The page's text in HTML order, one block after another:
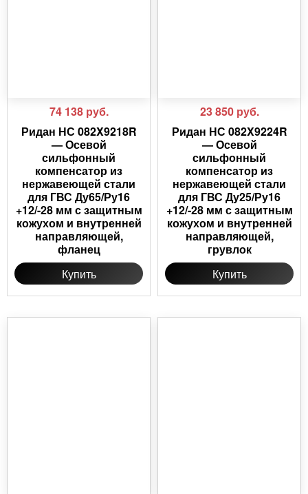
74 138 руб.
Ридан НС 082X9218R
— Осевой
сильфонный
компенсатор из
нержавеющей стали
для ГВС Ду65/Ру16
+12/-28 мм с защитным
кожухом и внутренней
направляющей,
фланец
Купить
23 850 руб.
Ридан НС 082X9224R
— Осевой
сильфонный
компенсатор из
нержавеющей стали
для ГВС Ду25/Ру16
+12/-28 мм с защитным
кожухом и внутренней
направляющей,
грувлок
Купить